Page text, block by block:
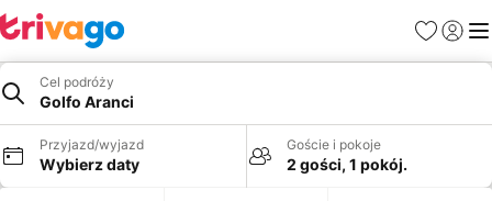
Ulubione
Cel podróży
Golfo Aranci
Przyjazd/wyjazd
Wybierz daty
Goście i pokoje
2 gości, 1 pokój.